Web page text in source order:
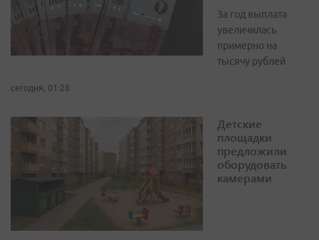
За год выплата
увеличилась
примерно на
тысячу рублей
сегодня, 01:28
Детские
площадки
предложили
оборудовать
камерами